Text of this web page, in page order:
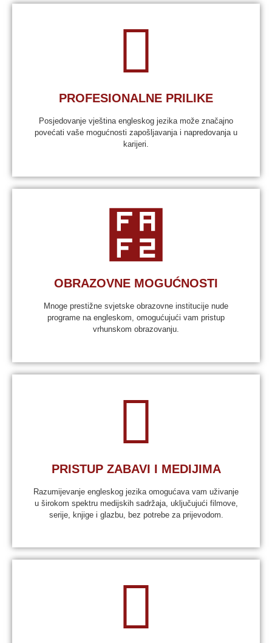
PROFESIONALNE PRILIKE
Posjedovanje vještina engleskog jezika može značajno
povećati vaše mogućnosti zapošljavanja i napredovanja u
karijeri.
OBRAZOVNE MOGUĆNOSTI
Mnoge prestižne svjetske obrazovne institucije nude
programe na engleskom, omogućujući vam pristup
vrhunskom obrazovanju.
PRISTUP ZABAVI I MEDIJIMA
Razumijevanje engleskog jezika omogućava vam uživanje
u širokom spektru medijskih sadržaja, uključujući filmove,
serije, knjige i glazbu, bez potrebe za prijevodom.